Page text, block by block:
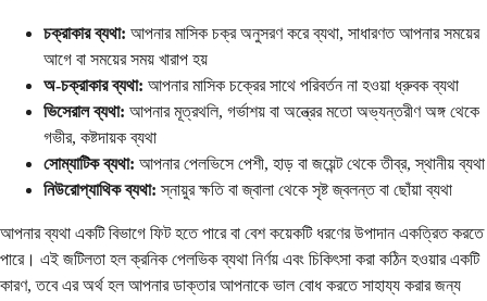
চক্রাকার ব্যথা: আপনার মাসিক চক্র অনুসরণ করে ব্যথা, সাধারণত আপনার সময়ের
আগে বা সময়ের সময় খারাপ হয়
অ-চক্রাকার ব্যথা: আপনার মাসিক চক্রের সাথে পরিবর্তন না হওয়া ধ্রুবক ব্যথা
ভিসেরাল ব্যথা: আপনার মূত্রথলি, গর্ভাশয় বা অন্ত্রের মতো অভ্যন্তরীণ অঙ্গ থেকে
গভীর, কষ্টদায়ক ব্যথা
সোম্যাটিক ব্যথা: আপনার পেলভিসে পেশী, হাড় বা জয়েন্ট থেকে তীব্র, স্থানীয় ব্যথা
নিউরোপ্যাথিক ব্যথা: স্নায়ুর ক্ষতি বা জ্বালা থেকে সৃষ্ট জ্বলন্ত বা ছোঁয়া ব্যথা
আপনার ব্যথা একটি বিভাগে ফিট হতে পারে বা বেশ কয়েকটি ধরণের উপাদান একত্রিত করতে
পারে। এই জটিলতা হল ক্রনিক পেলভিক ব্যথা নির্ণয় এবং চিকিৎসা করা কঠিন হওয়ার একটি
কারণ, তবে এর অর্থ হল আপনার ডাক্তার আপনাকে ভাল বোধ করতে সাহায্য করার জন্য